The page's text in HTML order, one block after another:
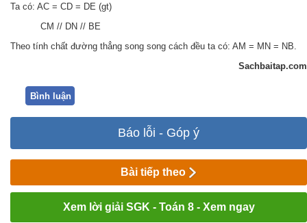
Ta có: AC = CD = DE (gt)
CM // DN // BE
Theo tính chất đường thẳng song song cách đều ta có: AM = MN = NB.
Sachbaitap.com
Bình luận
Báo lỗi - Góp ý
Bài tiếp theo
Xem lời giải SGK - Toán 8 - Xem ngay